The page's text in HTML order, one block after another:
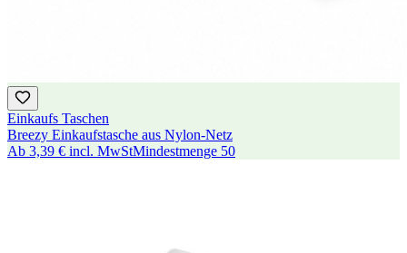
Einkaufs Taschen
Breezy Einkaufstasche aus Nylon-Netz
Ab 3,39 € incl. MwStMindestmenge 50